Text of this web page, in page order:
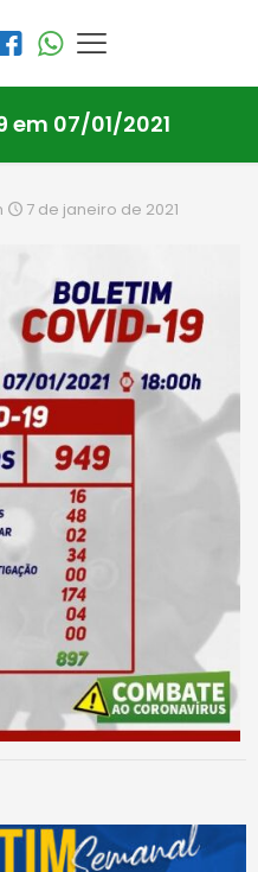
em 07/01/2021
7 de janeiro de 2021